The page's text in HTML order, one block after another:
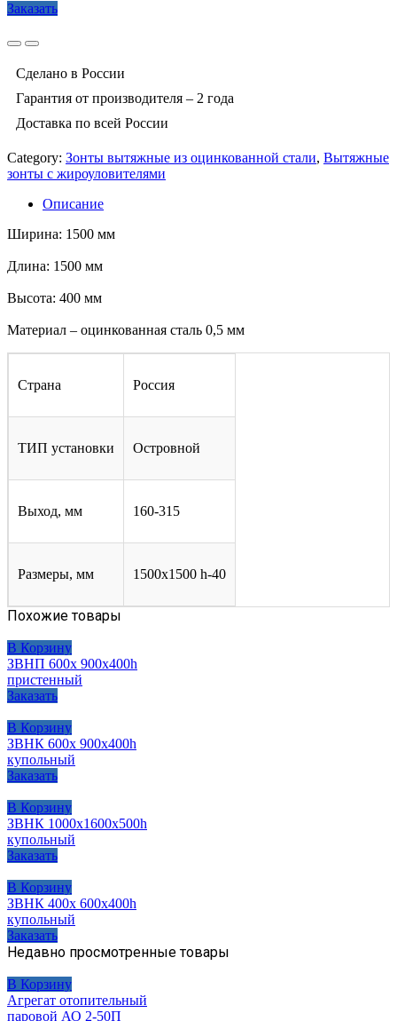
Заказать
Сделано в России
Гарантия от производителя – 2 года
Доставка по всей России
Category: Зонты вытяжные из оцинкованной стали, Вытяжные
зонты с жироуловителями
Описание
Ширина: 1500 мм
Длина: 1500 мм
Высота: 400 мм
Материал – оцинкованная сталь 0,5 мм
Страна Россия
ТИП установки Островной
Выход, мм 160-315
Размеры, мм 1500х1500 h-40
Похожие товары
В Корзину
ЗВНП 600х 900х400h
пристенный
Заказать
В Корзину
ЗВНК 600х 900х400h
купольный
Заказать
В Корзину
ЗВНК 1000х1600х500h
купольный
Заказать
В Корзину
ЗВНК 400х 600х400h
купольный
Заказать
Недавно просмотренные товары
В Корзину
Агрегат отопительный
паровой АО 2-50П